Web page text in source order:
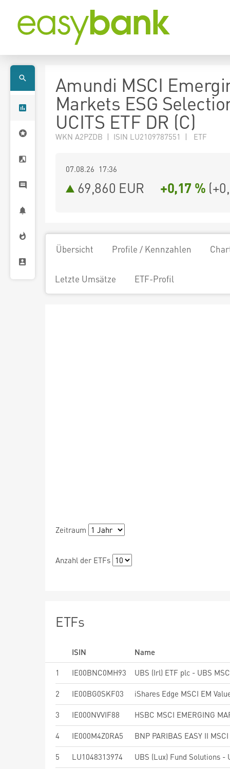
Amundi MSCI
Markets ESG
UCITS ETF DR (C)
WKN A2PZDB | ISIN LU2109787551 | ETF
07.08.26 17:36
69,860 EUR +0,17 % (
Übersicht Profile / Kennzahlen
Letzte Umsätze ETF-Profil
Zeitraum
Anzahl der ETFs
ETFs
ISIN
Name
1
IE00BNC0MH93
2 IE00BG0SKF03 iShares Edge MSCI EM
3 IE000NVVIF88
4 IE000M4Z0RA5
5 LU1048313974